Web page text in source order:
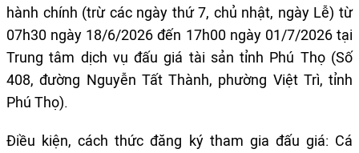
hành chính (trừ các ngày thứ 7, chủ nhật, ngày Lễ) từ
07h30 ngày 18/6/2026 đến 17h00 ngày 01/7/2026 tại
Trung tâm dịch vụ đấu giá tài sản tỉnh Phú Thọ (Số
408, đường Nguyễn Tất Thành, phường Việt Trì, tỉnh
Phú Thọ).
Điều kiện, cách thức đăng ký tham gia đấu giá: Cá